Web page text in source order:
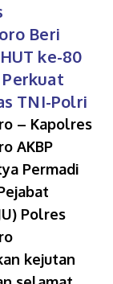
Beri
ke-80
Perkuat
TNI-Polri
– Kapolres
AKBP
Permadi
Polres
kejutan